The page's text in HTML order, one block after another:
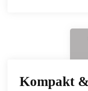
Kompakt